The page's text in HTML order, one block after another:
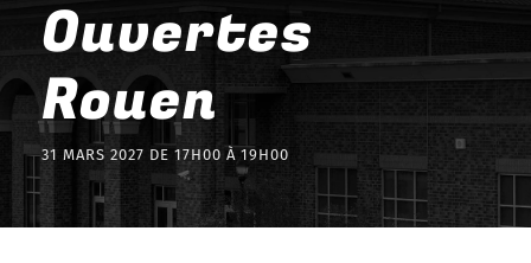
Ouvertes
Rouen
31 MARS 2027 DE 17H00 À 19H00